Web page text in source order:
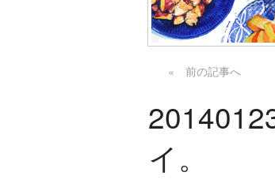
« 前の記事へ
イ。